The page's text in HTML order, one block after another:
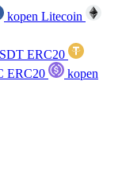
kopen Litecoin
ERC20
ERC20
kopen